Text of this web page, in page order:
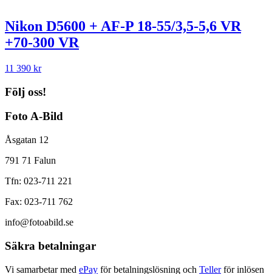
Nikon D5600 + AF-P 18-55/3,5-5,6 VR
+70-300 VR
11 390 kr
Följ oss!
Foto A-Bild
Åsgatan 12
791 71 Falun
Tfn: 023-711 221
Fax: 023-711 762
info@fotoabild.se
Säkra betalningar
Vi samarbetar med ePay för betalningslösning och Tellerför inlösen